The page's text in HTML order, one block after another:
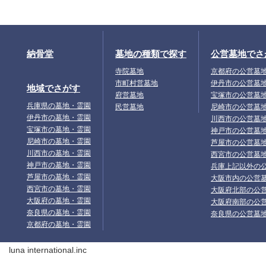
納骨堂
地域でさがす
兵庫県の墓地・霊園
伊丹市の墓地・霊園
宝塚市の墓地・霊園
尼崎市の墓地・霊園
川西市の墓地・霊園
神戸市の墓地・霊園
芦屋市の墓地・霊園
西宮市の墓地・霊園
大阪府の墓地・霊園
奈良県の墓地・霊園
京都府の墓地・霊園
墓地の種類で探す
寺院墓地
市町村営墓地
府営墓地
民営墓地
公営墓地で
京都府の公営墓
伊丹市の公営墓
宝塚市の公営墓
尼崎市の公営墓
川西市の公営墓
神戸市の公営墓
芦屋市の公営墓
西宮市の公営墓
兵庫上記以外の
大阪市内の公営
大阪府北部の公
大阪府南部の公
奈良県の公営墓
luna international.inc